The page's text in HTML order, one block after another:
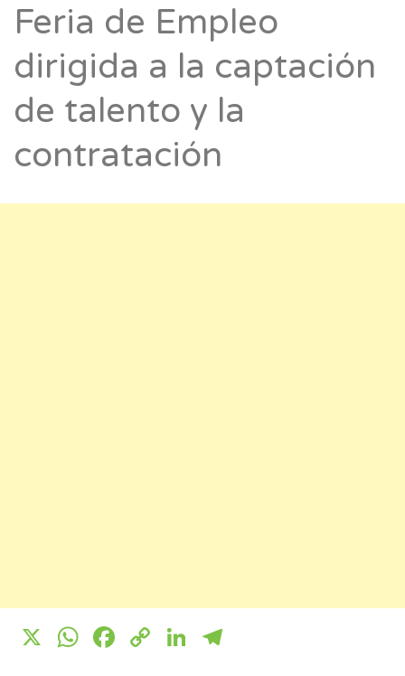
Feria de Empleo
dirigida a la captación
de talento y la
contratación
X WhatsApp
Facebook
CopyLinkedIn